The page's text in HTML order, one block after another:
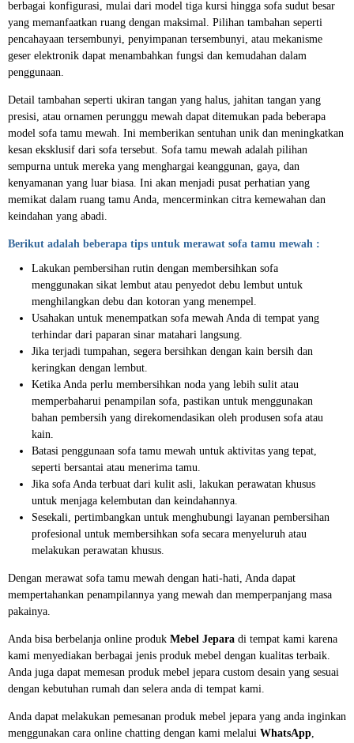
berbagai konfigurasi, mulai dari model tiga kursi hingga sofa sudut besar
yang memanfaatkan ruang dengan maksimal. Pilihan tambahan seperti
pencahayaan tersembunyi, penyimpanan tersembunyi, atau mekanisme
geser elektronik dapat menambahkan fungsi dan kemudahan dalam
penggunaan.
Detail tambahan seperti ukiran tangan yang halus, jahitan tangan yang
presisi, atau ornamen perunggu mewah dapat ditemukan pada beberapa
model sofa tamu mewah. Ini memberikan sentuhan unik dan meningkatkan
kesan eksklusif dari sofa tersebut. Sofa tamu mewah adalah pilihan
sempurna untuk mereka yang menghargai keanggunan, gaya, dan
kenyamanan yang luar biasa. Ini akan menjadi pusat perhatian yang
memikat dalam ruang tamu Anda, mencerminkan citra kemewahan dan
keindahan yang abadi.
Berikut adalah beberapa tips untuk merawat sofa tamu mewah :
Lakukan pembersihan rutin dengan membersihkan sofa
menggunakan sikat lembut atau penyedot debu lembut untuk
menghilangkan debu dan kotoran yang menempel.
Usahakan untuk menempatkan sofa mewah Anda di tempat yang
terhindar dari paparan sinar matahari langsung.
Jika terjadi tumpahan, segera bersihkan dengan kain bersih dan
keringkan dengan lembut.
Ketika Anda perlu membersihkan noda yang lebih sulit atau
memperbaharui penampilan sofa, pastikan untuk menggunakan
bahan pembersih yang direkomendasikan oleh produsen sofa atau
kain.
Batasi penggunaan sofa tamu mewah untuk aktivitas yang tepat,
seperti bersantai atau menerima tamu.
Jika sofa Anda terbuat dari kulit asli, lakukan perawatan khusus
untuk menjaga kelembutan dan keindahannya.
Sesekali, pertimbangkan untuk menghubungi layanan pembersihan
profesional untuk membersihkan sofa secara menyeluruh atau
melakukan perawatan khusus.
Dengan merawat sofa tamu mewah dengan hati-hati, Anda dapat
mempertahankan penampilannya yang mewah dan memperpanjang masa
pakainya.
Anda bisa berbelanja online produk Mebel Jepara di tempat kami karena
kami menyediakan berbagai jenis produk mebel dengan kualitas terbaik.
Anda juga dapat memesan produk mebel jepara custom desain yang sesuai
dengan kebutuhan rumah dan selera anda di tempat kami.
Anda dapat melakukan pemesanan produk mebel jepara yang anda inginkan
menggunakan cara online chatting dengan kami melalui WhatsApp,